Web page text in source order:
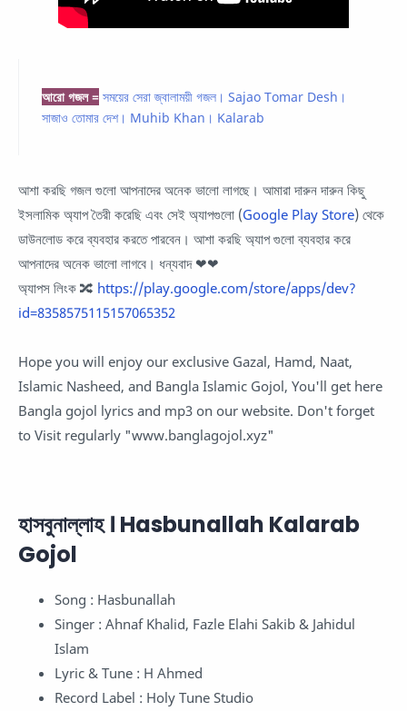
আরো গজল = সময়ের সেরা জ্বালাময়ী গজল। Sajao Tomar Desh।
সাজাও তোমার দেশ। Muhib Khan। Kalarab
আশা করছি গজল গুলো আপনাদের অনেক ভালো লাগছে। আমারা দারুন দারুন কিছু
ইসলামিক অ্যাপ তৈরী করেছি এবং সেই অ্যাপগুলো (Google Play Store) থেকে
ডাউনলোড করে ব্যবহার করতে পারবেন। আশা করছি অ্যাপ গুলো ব্যবহার করে
আপনাদের অনেক ভালো লাগবে। ধন্যবাদ ❤❤
অ্যাপস লিংক 🔀 https://play.google.com/store/apps/dev?
id=8358575115157065352
Hope you will enjoy our exclusive Gazal, Hamd, Naat,
Islamic Nasheed, and Bangla Islamic Gojol, You'll get here
Bangla gojol lyrics and mp3 on our website. Don't forget
to Visit regularly "www.banglagojol.xyz"
হাসবুনাল্লাহ । Hasbunallah Kalarab
Gojol
Song : Hasbunallah
Singer : Ahnaf Khalid, Fazle Elahi Sakib & Jahidul
Islam
Lyric & Tune : H Ahmed
Record Label : Holy Tune Studio